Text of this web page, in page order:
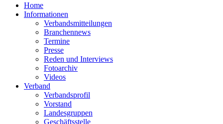
Home
Informationen
Verbandsmitteilungen
Branchennews
Termine
Presse
Reden und Interviews
Fotoarchiv
Videos
Verband
Verbandsprofil
Vorstand
Landesgruppen
Geschäftsstelle